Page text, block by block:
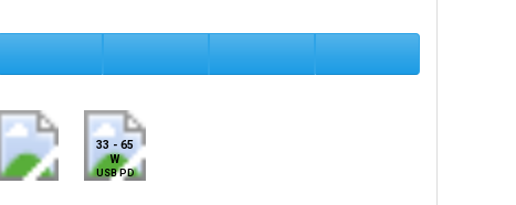
33 - 65
W
USB PD